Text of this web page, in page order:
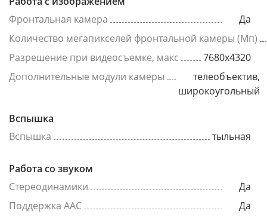
Фронтальная камера
Да
Количество мегапикселей фронтальной камеры (Мп)
Разрешение при видеосъемке, макс
7680x4320
Дополнительные модули камеры
телеобъектив,
широкоугольный
Вспышка
Вспышка
тыльная
Работа со звуком
Стереодинамики
Да
Поддержка AAC
Да